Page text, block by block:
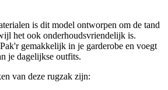
is dit model ontworpen om de tand
het ook onderhoudsvriendelijk is.
gemakkelijk in je garderobe en voegt
je dagelijkse outfits.
van deze rugzak zijn: